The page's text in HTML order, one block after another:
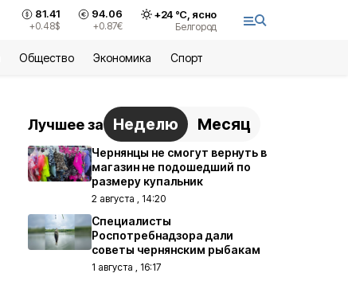
81.41
+0.48$
94.06
+0.87€
+24°С, ясно
Белгород
Общество Экономика Спорт
Лучшее за Неделю Месяц
Чернянцы не смогут вернуть в
магазин не подошедший по
размеру купальник
2 августа , 14:20
Специалисты
Роспотребнадзора дали
советы чернянским рыбакам
1 августа , 16:17